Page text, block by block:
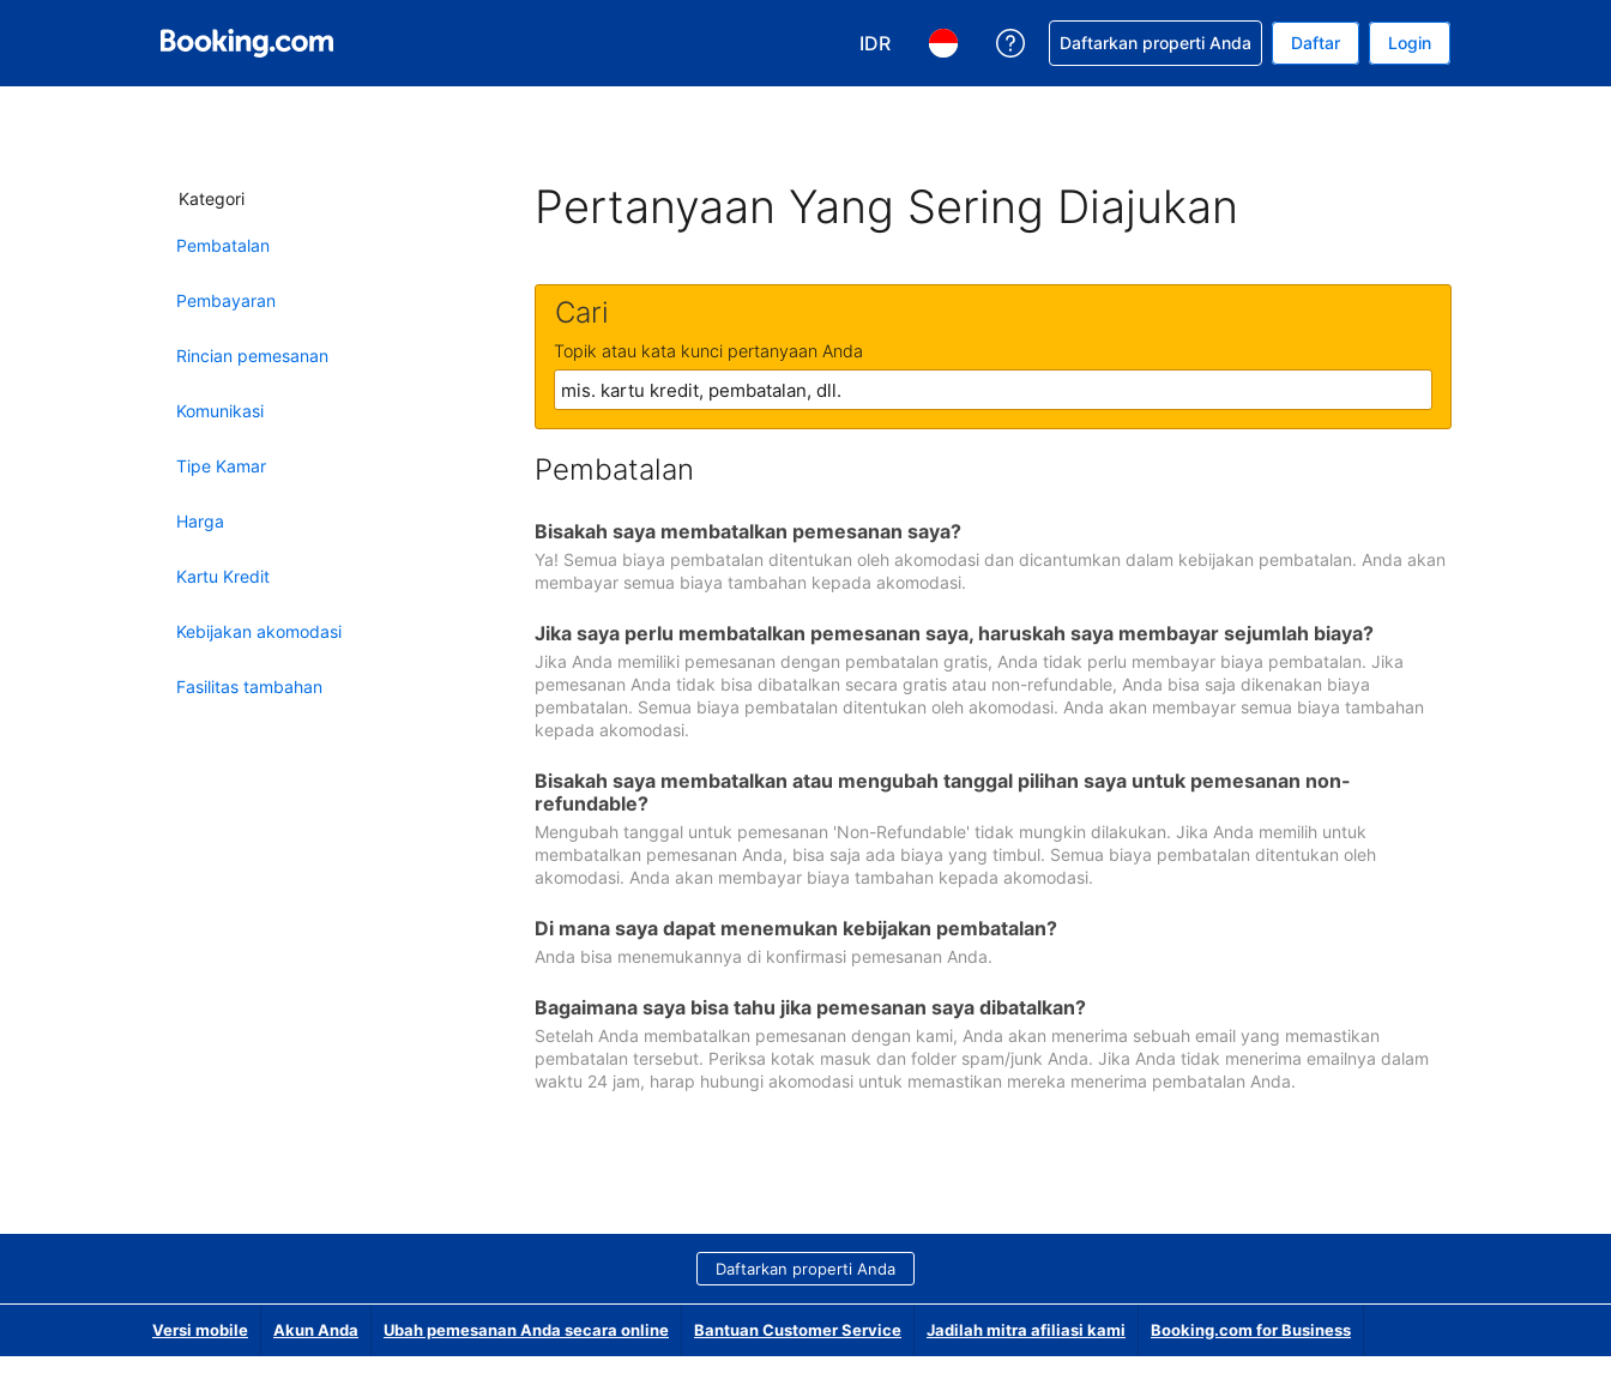
IDR
Pilih mata uang Anda. Mata uang Anda saat ini adalah Rupiah Indonesia
Pilih bahasa Anda. Bahasa Anda saat ini adalah Bahasa Indonesia
Dapatkan bantuan untuk pemesanan Anda
Daftarkan properti Anda Daftar Login
Kategori
Pembatalan
Pembayaran
Rincian pemesanan
Komunikasi
Tipe Kamar
Harga
Kartu Kredit
Kebijakan akomodasi
Fasilitas tambahan
Pertanyaan Yang Sering Diajukan
Cari
Topik atau kata kunci pertanyaan Anda
Pembatalan
Bisakah saya membatalkan pemesanan saya?
Ya! Semua biaya pembatalan ditentukan oleh akomodasi dan dicantumkan dalam kebijakan pembatalan. Anda akan
membayar semua biaya tambahan kepada akomodasi.
Jika saya perlu membatalkan pemesanan saya, haruskah saya membayar sejumlah biaya?
Jika Anda memiliki pemesanan dengan pembatalan gratis, Anda tidak perlu membayar biaya pembatalan. Jika
pemesanan Anda tidak bisa dibatalkan secara gratis atau non-refundable, Anda bisa saja dikenakan biaya
pembatalan. Semua biaya pembatalan ditentukan oleh akomodasi. Anda akan membayar semua biaya tambahan
kepada akomodasi.
Bisakah saya membatalkan atau mengubah tanggal pilihan saya untuk pemesanan non-
refundable?
Mengubah tanggal untuk pemesanan 'Non-Refundable' tidak mungkin dilakukan. Jika Anda memilih untuk
membatalkan pemesanan Anda, bisa saja ada biaya yang timbul. Semua biaya pembatalan ditentukan oleh
akomodasi. Anda akan membayar biaya tambahan kepada akomodasi.
Di mana saya dapat menemukan kebijakan pembatalan?
Anda bisa menemukannya di konfirmasi pemesanan Anda.
Bagaimana saya bisa tahu jika pemesanan saya dibatalkan?
Setelah Anda membatalkan pemesanan dengan kami, Anda akan menerima sebuah email yang memastikan
pembatalan tersebut. Periksa kotak masuk dan folder spam/junk Anda. Jika Anda tidak menerima emailnya dalam
waktu 24 jam, harap hubungi akomodasi untuk memastikan mereka menerima pembatalan Anda.
Daftarkan properti Anda
Versi mobile Akun Anda Ubah pemesanan Anda secara online Bantuan Customer Service Jadilah mitra afiliasi kami Booking.com for Business